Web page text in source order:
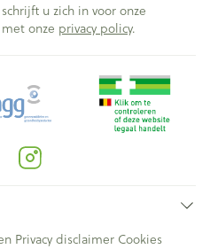
u zich in voor onze
onze privacy policy.
Privacy disclaimer Cookies